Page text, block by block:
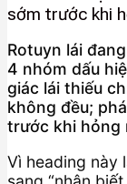
sớm trước khi
Rotuyn lái
4 nhóm dấu
giác lái thiếu
không đều;
trước khi hỏng
Vì heading này